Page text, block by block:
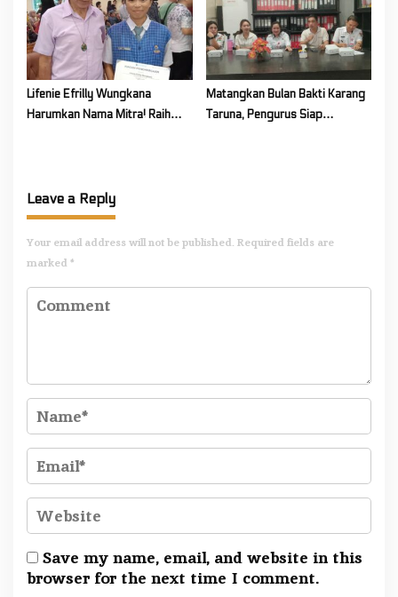
Lifenie Efrilly Wungkana
Harumkan Nama Mitra! Raih
Matangkan Bulan Bakti Karang
Taruna, Pengurus Siap
Leave a Reply
Your email address will not be published. Required fields are
marked *
Save my name, email, and website in this
browser for the next time I comment.